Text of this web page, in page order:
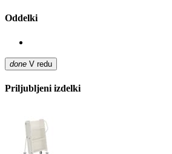
Oddelki
done V redu
Priljubljeni izdelki